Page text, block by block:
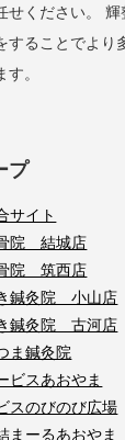
せください。
することでより
。
プ
サイト
院 結城店
院 筑西店
鍼灸院 小山店
鍼灸院 古河店
ま鍼灸院
ビスあおやま
スのびのび広場
まーるあおやま